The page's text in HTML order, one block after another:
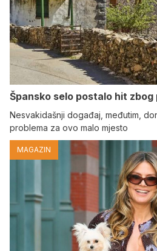
Špansko selo postalo hit zbog
Nesvakidašnji događaj, međutim,
problema za ovo malo mjesto
MAGAZIN